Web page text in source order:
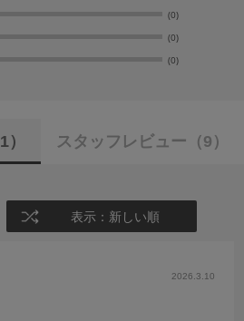
(0)
(0)
(0)
） スタッフレビュー （9）
表示：新しい順
2026.3.10